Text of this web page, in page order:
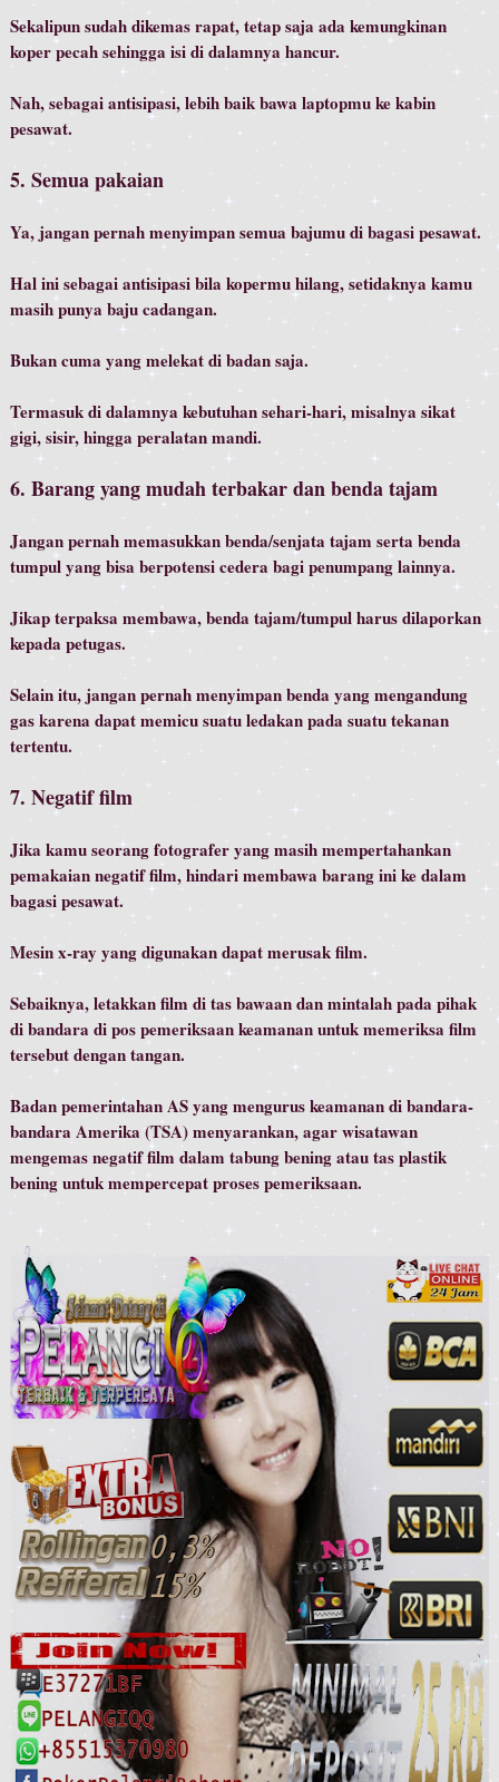
Sekalipun sudah dikemas rapat, tetap saja ada kemungkinan
koper pecah sehingga isi di dalamnya hancur.
Nah, sebagai antisipasi, lebih baik bawa laptopmu ke kabin
pesawat.
5. Semua pakaian
Ya, jangan pernah menyimpan semua bajumu di bagasi pesawat.
Hal ini sebagai antisipasi bila kopermu hilang, setidaknya kamu
masih punya baju cadangan.
Bukan cuma yang melekat di badan saja.
Termasuk di dalamnya kebutuhan sehari-hari, misalnya sikat
gigi, sisir, hingga peralatan mandi.
6. Barang yang mudah terbakar dan benda tajam
Jangan pernah memasukkan benda/senjata tajam serta benda
tumpul yang bisa berpotensi cedera bagi penumpang lainnya.
Jikap terpaksa membawa, benda tajam/tumpul harus dilaporkan
kepada petugas.
Selain itu, jangan pernah menyimpan benda yang mengandung
gas karena dapat memicu suatu ledakan pada suatu tekanan
tertentu.
7. Negatif film
Jika kamu seorang fotografer yang masih mempertahankan
pemakaian negatif film, hindari membawa barang ini ke dalam
bagasi pesawat.
Mesin x-ray yang digunakan dapat merusak film.
Sebaiknya, letakkan film di tas bawaan dan mintalah pada pihak
di bandara di pos pemeriksaan keamanan untuk memeriksa film
tersebut dengan tangan.
Badan pemerintahan AS yang mengurus keamanan di bandara-
bandara Amerika (TSA) menyarankan, agar wisatawan
mengemas negatif film dalam tabung bening atau tas plastik
bening untuk mempercepat proses pemeriksaan.